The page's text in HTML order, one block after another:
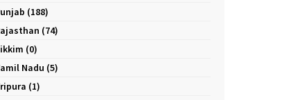
(188)
(74)
(0)
Nadu (5)
(1)